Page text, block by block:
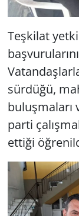
Teşkilat
sürdüğü,
buluşmaları
parti
ettiği